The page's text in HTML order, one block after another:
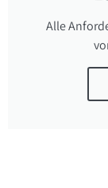
Alle